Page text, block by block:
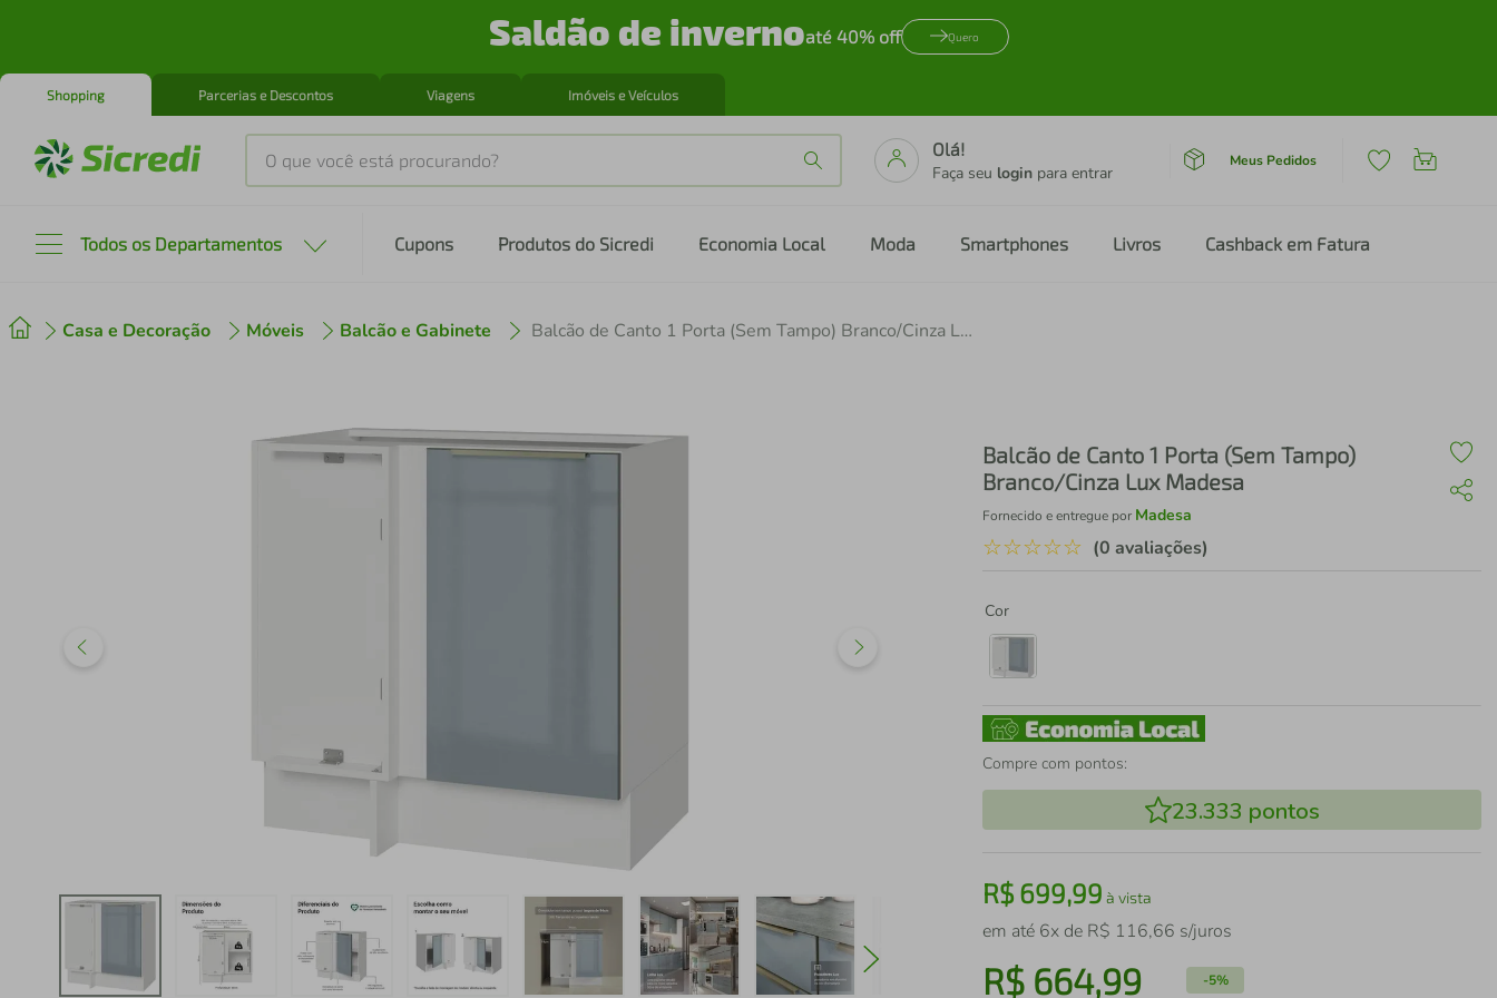
Saldão de invernoaté 40% off Quero
Shopping Parcerias e Descontos Viagens Imóveis e Veículos
O que você está procurando?
Olá!
Faça seu login para entrar
Meus Pedidos
Todos os Departamentos Cupons Produtos do Sicredi Economia Local Moda Smartphones Livros Cashback em Fatura
Casa e Decoração Móveis Balcão e Gabinete Balcão de Canto 1 Porta (Sem Tampo) Branco/Cinza Lux Madesa
Balcão de Canto 1 Porta (Sem Tampo)
Branco/Cinza Lux Madesa
Fornecido e entregue por Madesa
☆☆☆☆☆ (0 avaliações)
Cor
Compre com pontos:
23.333 pontos
R$699,99 à vista
em até 6x de R$ 116,66 s/juros
R$ 664,99 -5%
º cafeteira
air fryer